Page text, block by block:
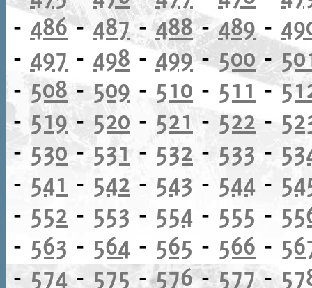
- 486-487-488-489-
- 497 - 498 -499- 500-
- 508- 509 - 510 - 511-
-519- 520 - 521 - 522 -
- 530- 531 - 532 - 533 -
- 541 - 542 - 543 - 544 -
- 552 - 553 - 554 - 555 -
- 563 - 564 - 565 - 566 -
- 574 - 575-576-577-